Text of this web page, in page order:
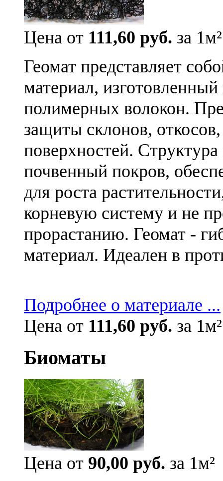
Цена от 111,60 руб. за 1м²
Геомат представляет
материал,
полимерных волокон.
защиты склонов,
поверхностей.
почвенный покров,
для роста
корневую систему и не
прорастанию. Геомат -
материал. Идеален в
Подробнее о материале ...
Цена от 111,60 руб. за 1м²
Биоматы
Цена от 90,00 руб. за 1м²